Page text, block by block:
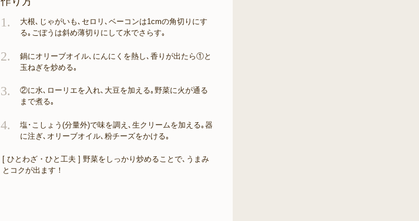
1.
大根､じゃがいも､セロリ､ベーコンは1cmの角切りにす
る｡ごぼうは斜め薄切りにして水でさらす｡
2.
鍋にオリーブオイル､にんにくを熱し､香りが出たら①と
玉ねぎを炒める｡
3.
②に水､ローリエを入れ､大豆を加える｡野菜に火が通る
まで煮る｡
4.
塩･こしょう(分量外)で味を調え､生クリームを加える｡器
に注ぎ､オリーブオイル､粉チーズをかける｡
[ ひとわざ・ひと工夫 ] 野菜をしっかり炒めることで､うまみ
とコクが出ます！